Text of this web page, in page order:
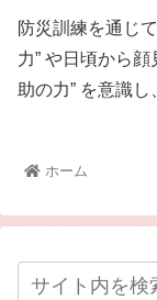
防災訓練を通じ
力” や日頃から
助の力” を意識
ホーム